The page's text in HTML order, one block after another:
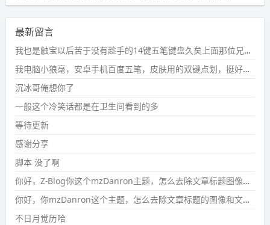
wdssmq
2024-09-23 21:00:49
#PubWord要不我每年汇总整理一次？？碎雨集_沉冰浮水_
第1页https://www.wdssmq.com/tag/%E7%A2%8E%E9%9
B%A8%E9%9B%86/
wdssmq
2024-09-23 20:58:40
#PubWord
条嘟？？？？
wdssmq
2024-09-15 10:32:07
#PubWordVSCode 内 git 操作卡住的时候没办法主动取消
一直是个痛点，一般都是推送或拉取，今天连提交都卡
了。。
最新留言
我也是触宝以后苦于没有趁手的14键五笔键盘久矣上面那位兄台用的百度双键点划布局我也用过很久，那个皮肤做得很粗糙，个别键位的触发区域是错位的，快速打字时很容易出错，修改它的皮肤文件校正后勉强能用，但早年出的皮肤分辨率太低，实在谈不上美观。百度小米定制版的商店里有一个"小黑板"皮肤还不错(百度官方输入法商店里没有)，但那个风格我不喜欢这两天找到了一个叫"森林集"的公众号，开发了海量的皮肤，很多都有14键版本，付费但很便宜，几块钱，终于有自己满意的输入法了搜了一下，这个工作室还是百度的官方合作伙伴，不知道为什么14键作品都不在官方商店上架，难道是百度官方在刻意放弃14键？
我电脑小狼毫，安卓手机百度五笔，皮肤用的双键点划，挺好的。
沉冰哥俺想你了
一般这个冷笑话都是在卫生间看到的多
等待更新
感谢分享
脚本 没了啊
你好，Z-Blog你这个mzDanron主题，怎么去除文章标题图像和文章摘要，仅显示标题，感谢回复！
你好，你mzDanron这个主题，怎么去除文章标题的图像和文章摘要！仅显示标题，感谢回复解决！
不日月觉历哈